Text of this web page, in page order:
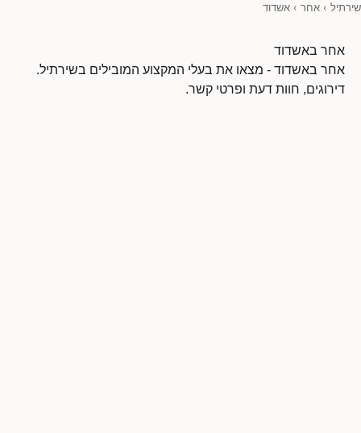
שירתיל › אחר › אשדוד
אחר באשדוד
אחר באשדוד - מצאו את בעלי המקצוע המובילים בשירתיל.
דירוגים, חוות דעת ופרטי קשר.